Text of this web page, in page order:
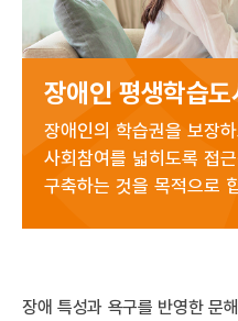
장애인 평생학습도
장애인의 학습권을 보장
사회참여를 넓히도록 접
구축하는 것을 목적으로
장애 특성과 욕구를 반영한 문